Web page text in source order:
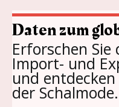
Daten zum
Erforschen
Import- und
und
der Schalmode.